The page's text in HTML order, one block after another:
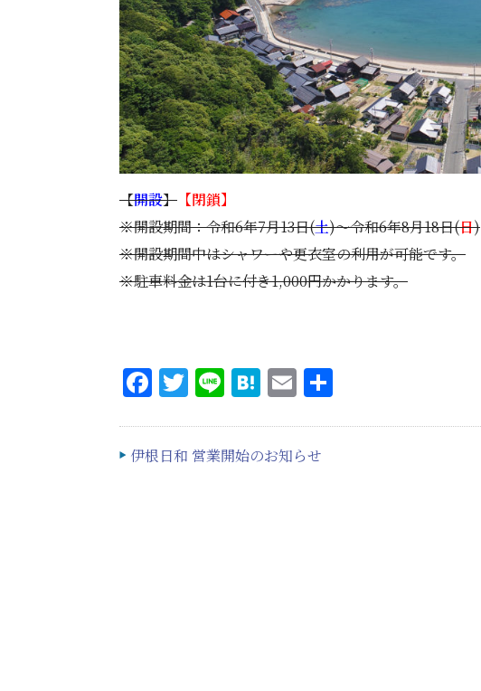
【開設】 【閉鎖】
※開設期間：令和6年7月13日(土)～令和6年8月18日(日)
※開設期間中はシャワーや更衣室の利用が可能です。
※駐車料金は1台に付き1,000円かかります。
Facebook
Twitter
LineHatena
Email
伊根日和 営業開始のお知らせ